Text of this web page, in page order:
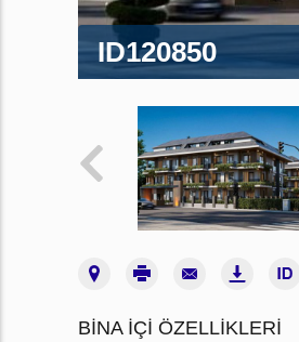
ID120850
BINA İÇI ÖZELLIKLERI